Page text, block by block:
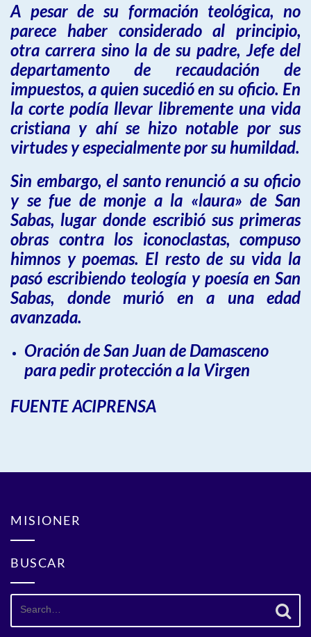
A pesar de su formación teológica, no
parece haber considerado al principio,
otra carrera sino la de su padre, Jefe del
departamento de recaudación de
impuestos, a quien sucedió en su oficio. En
la corte podía llevar libremente una vida
cristiana y ahí se hizo notable por sus
virtudes y especialmente por su humildad.
Sin embargo, el santo renunció a su oficio
y se fue de monje a la «laura» de San
Sabas, lugar donde escribió sus primeras
obras contra los iconoclastas, compuso
himnos y poemas. El resto de su vida la
pasó escribiendo teología y poesía en San
Sabas, donde murió en a una edad
avanzada.
Oración de San Juan de Damasceno
para pedir protección a la Virgen
FUENTE ACIPRENSA
MISIONER
BUSCAR
Search